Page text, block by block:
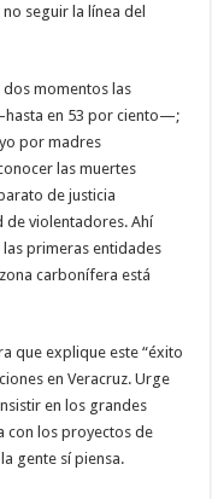
seguir la línea del
dos momentos las
en 53 por ciento—;
por madres
las muertes
de justicia
de violentadores. Ahí
las primeras entidades
carbonífera está
que explique este “éxito
en Veracruz. Urge
en los grandes
con los proyectos de
gente sí piensa.